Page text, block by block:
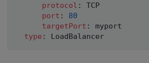
protocol :
TCP
port :
80
targetPort :
myport
type :